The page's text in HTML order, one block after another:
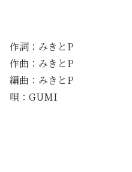
作詞：みきとP
作曲：みきとP
編曲：みきとP
唄：GUMI